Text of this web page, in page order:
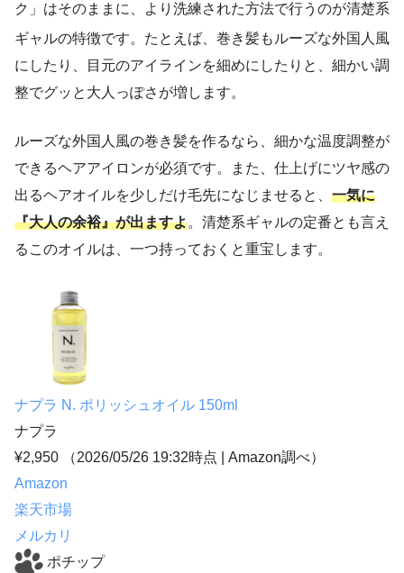
ク」はそのままに、より洗練された方法で行うのが清楚系
ギャルの特徴です。たとえば、巻き髪もルーズな外国人風
にしたり、目元のアイラインを細めにしたりと、細かい調
整でグッと大人っぽさが増します。
ルーズな外国人風の巻き髪を作るなら、細かな温度調整が
できるヘアアイロンが必須です。また、仕上げにツヤ感の
出るヘアオイルを少しだけ毛先になじませると、 一気に
『大人の余裕』が出ますよ。清楚系ギャルの定番とも言え
るこのオイルは、一つ持っておくと重宝します。
ナプラ N. ポリッシュオイル 150ml
ナプラ
¥2,950
（2026/05/26 19:32時点 | Amazon調べ）
Amazon
楽天市場
メルカリ
ポチップ